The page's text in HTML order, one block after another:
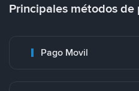
Principales métodos de
Pago Movil